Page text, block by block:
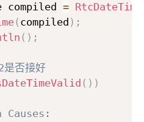
compiled
= RtcDateTime
( compiled ) ;
( ) ;
否接好
( ) )
Causes: